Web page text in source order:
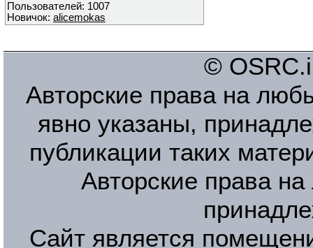
Пользователей: 1007
Новичок: alicemokas
©
Авторские права на
явно указаны,
публикации таких
Авторские права
Сайт является